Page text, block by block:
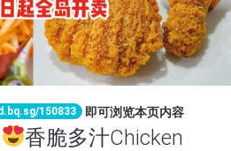
150833 即可浏览本页内容
香脆多汁Chicken